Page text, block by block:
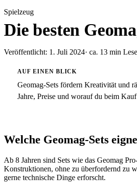
Spielzeug
Die besten
Veröffentlicht: 1. Juli 2024· ca. 13 min
AUF EINEN BLICK
Geomag-Sets fördern Kreativität und
Jahre, Preise und worauf du beim
Welche Geomag-Sets
Ab 8 Jahren sind Sets wie das Geomag
Konstruktionen, ohne zu überfordernd zu
gerne technische Dinge erforscht.